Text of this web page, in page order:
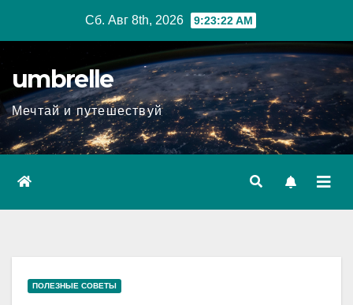
Сб. Авг 8th, 2026 9:23:23 AM
umbrelle
Мечтай и путешествуй
ПОЛЕЗНЫЕ СОВЕТЫ